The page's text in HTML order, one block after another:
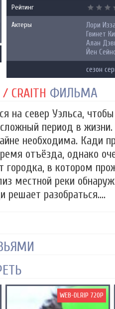
Рейтинг
Актеры
Лори
Гвинет
Алан
Йен
сезон
ФИЛЬМА
на север Уэльса,
период в
необходима. Кади
отъёзда, однако
городка, в котором
местной реки
разобраться....
WEB-DLRIP 720P